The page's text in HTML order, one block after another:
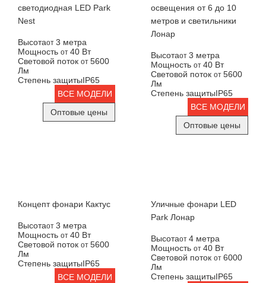
светодиодная LED Park
Nest
Высотаот 3 метра
Мощность от 40 Вт
Световой поток от 5600
Лм
Степень защитыIP65
ВСЕ МОДЕЛИ
Оптовые цены
освещения от 6 до 10
метров и светильники
Лонар
Высотаот 3 метра
Мощность от 40 Вт
Световой поток от 5600
Лм
Степень защитыIP65
ВСЕ МОДЕЛИ
Оптовые цены
Концепт фонари Кактус
Высотаот 3 метра
Мощность от 40 Вт
Световой поток от 5600
Лм
Степень защитыIP65
ВСЕ МОДЕЛИ
Уличные фонари LED
Park Лонар
Высотаот 4 метра
Мощность от 40 Вт
Световой поток от 6000
Лм
Степень защитыIP65